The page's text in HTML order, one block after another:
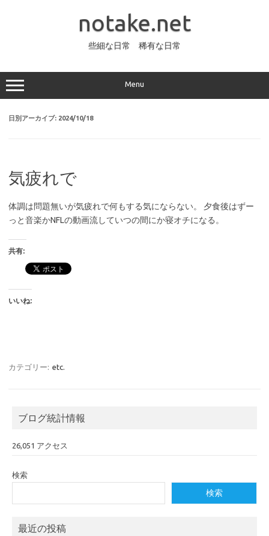
ッ
プ
notake.net
些細な日常 稀有な日常
Menu
日別アーカイブ: 2024/10/18
気疲れで
体調は問題無いが気疲れで何もする気にならない。 夕食後はずー
っと音楽かNFLの動画流していつの間にか寝オチになる。
共有:
いいね:
カテゴリー: etc.
ブログ統計情報
26,051 アクセス
検索
検索
最近の投稿